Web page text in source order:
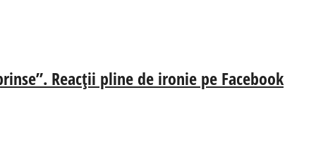
Reacții pline de ironie pe Facebook